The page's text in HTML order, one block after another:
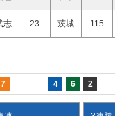
志 23 茨城 115
7 4 6 2